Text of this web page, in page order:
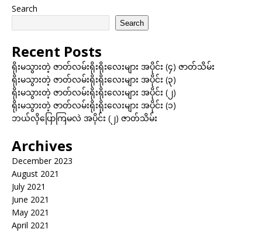
Search
Search
Recent Posts
ရိုးမသွားတဲ့ ဇာတ်လမ်းရိုးရိုးလေးများ အပိုင်း (၄) ဇာတ်သိမ်း
ရိုးမသွားတဲ့ ဇာတ်လမ်းရိုးရိုးလေးများ အပိုင်း (၃)
ရိုးမသွားတဲ့ ဇာတ်လမ်းရိုးရိုးလေးများ အပိုင်း (၂)
ရိုးမသွားတဲ့ ဇာတ်လမ်းရိုးရိုးလေးများ အပိုင်း (၁)
ဘယ်လိုပြောကြမလဲ အပိုင်း (၂) ဇာတ်သိမ်း
Archives
December 2023
August 2021
July 2021
June 2021
May 2021
April 2021